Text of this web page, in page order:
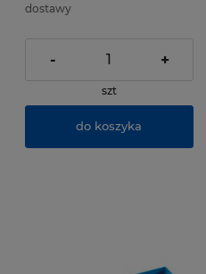
dostawy
- +
szt
do koszyka